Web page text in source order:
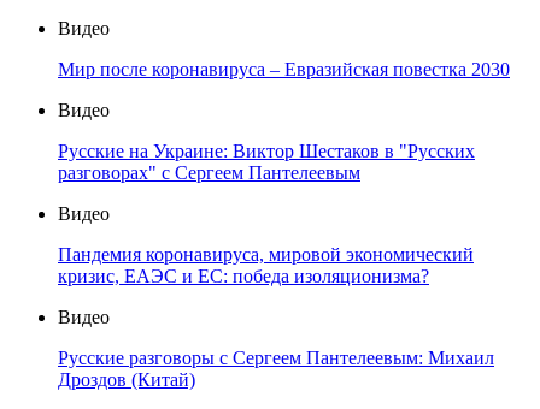
Видео
Мир после коронавируса – Евразийская повестка 2030
Видео
Русские на Украине: Виктор Шестаков в "Русских
разговорах" с Сергеем Пантелеевым
Видео
Пандемия коронавируса, мировой экономический
кризис, ЕАЭС и ЕС: победа изоляционизма?
Видео
Русские разговоры с Сергеем Пантелеевым: Михаил
Дроздов (Китай)